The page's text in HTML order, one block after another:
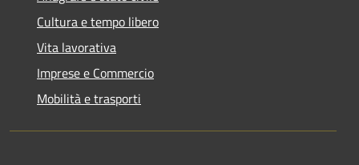
Cultura e tempo libero
Vita lavorativa
Imprese e Commercio
Mobilità e trasporti